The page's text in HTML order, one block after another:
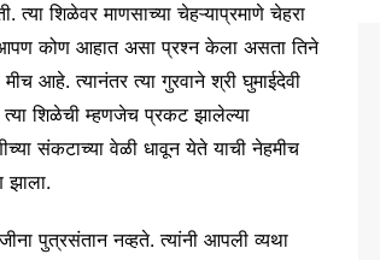
त्या शिळेवर माणसाच्या चेहऱ्याप्रमाणे चेहरा
कोण आहात असा प्रश्न केला असता तिने
आहे. त्यानंतर त्या गुरवाने श्री घुमाईदेवी
त्या शिळेची म्हणजेच प्रकट झालेल्या
संकटाच्या वेळी धावून येते याची नेहमीच
झाला.
पुत्रसंतान नव्हते. त्यांनी आपली व्यथा